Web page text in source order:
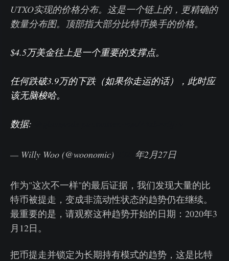
UTXO实现的价格分布。这是一个链上的，更精确的
数量分布图。顶部指大部分比特币换手的价格。
$4.5万美金往上是一个重要的支撑点。
任何跌破3.9万的下跌（如果你走运的话），此时应
该无脑梭哈。
数据:
— Willy Woo (@woonomic) 年2月27日
作为"这次不一样"的最后证据，我们发现大量的比
特币被提走，变成非流动性状态的趋势仍在继续。
最重要的是，请观察这种趋势开始的日期：2020年3
月12日。
把币提走并锁定为长期持有模式的趋势，这是比特